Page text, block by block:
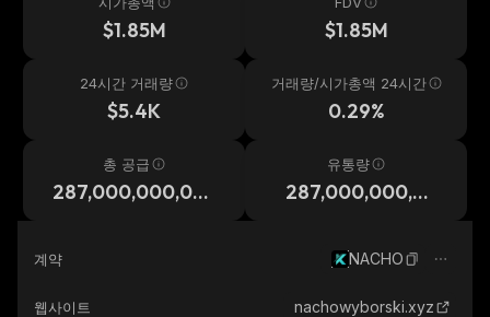
$1.85M $1.85M
24시간 거래량
$5.4K
거래량/시가총액 24시간
0.29%
총 공급
287,000,000,00
유통량
287,000,000,00
계약 NACHO
웹사이트 nachowyborski.xyz